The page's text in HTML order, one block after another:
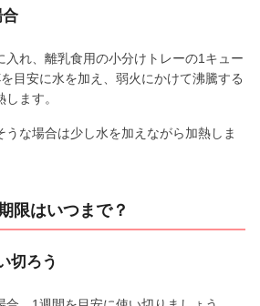
入れ、離乳食用の小分けトレーの1キュー
目安に水を加え、弱火にかけて沸騰する
ます。
な場合は少し水を加えながら加熱しま
限はいつまで？
切ろう